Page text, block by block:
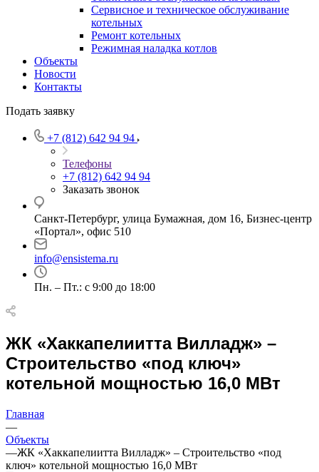
Сервисное и техническое обслуживание
котельных
Ремонт котельных
Режимная наладка котлов
Объекты
Новости
Контакты
Подать заявку
+7 (812) 642 94 94
Телефоны
+7 (812) 642 94 94
Заказать звонок
Санкт-Петербург, улица Бумажная, дом 16, Бизнес-центр
«Портал», офис 510
info@ensistema.ru
Пн. – Пт.: с 9:00 до 18:00
ЖК «Хаккапелиитта Вилладж» –
Строительство «под ключ»
котельной мощностью 16,0 МВт
Главная
—
Объекты
—ЖК «Хаккапелиитта Вилладж» – Строительство «под
ключ» котельной мощностью 16,0 МВт